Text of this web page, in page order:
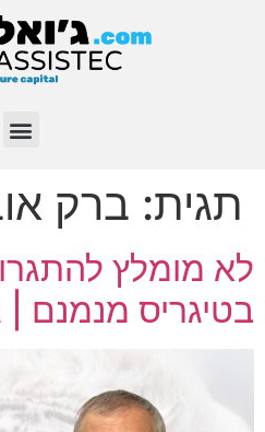
תגית: ברק
לא מומלץ
בטיגריס מנמנם |